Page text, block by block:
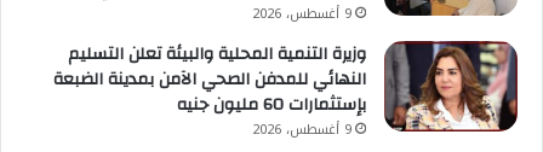
9 أغسطس، 2026
وزيرة التنمية المحلية والبيئة تعلن التسليم
النهائي للمدفن الصحي الآمن بمدينة الضبعة
بإستثمارات 60 مليون جنيه
9 أغسطس، 2026